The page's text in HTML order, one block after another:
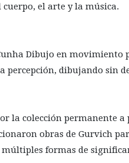
el arte y la música.
Dibujo en movimiento
percepción, dibujando sin
la colección permanente
obras de Gurvich
múltiples formas de